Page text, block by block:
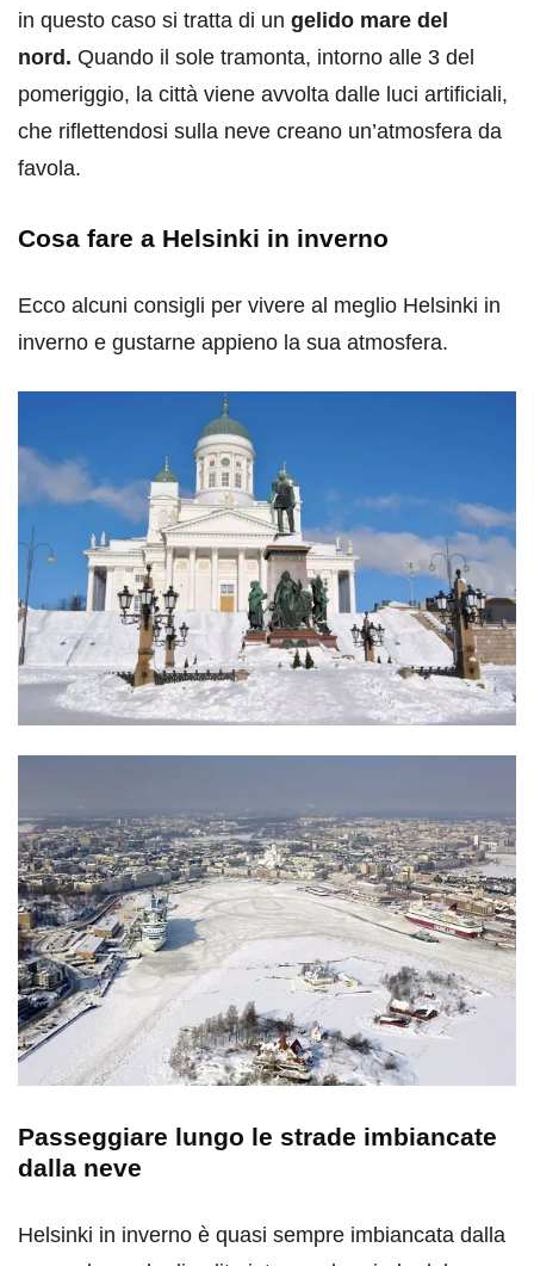
in questo caso si tratta di un gelido mare del
nord. Quando il sole tramonta, intorno alle 3 del
pomeriggio, la città viene avvolta dalle luci artificiali,
che riflettendosi sulla neve creano un’atmosfera da
favola.
Cosa fare a Helsinki in inverno
Ecco alcuni consigli per vivere al meglio Helsinki in
inverno e gustarne appieno la sua atmosfera.
Passeggiare lungo le strade imbiancate
dalla neve
Helsinki in inverno è quasi sempre imbiancata dalla